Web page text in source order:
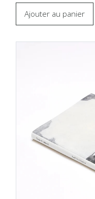
Ajouter au panier